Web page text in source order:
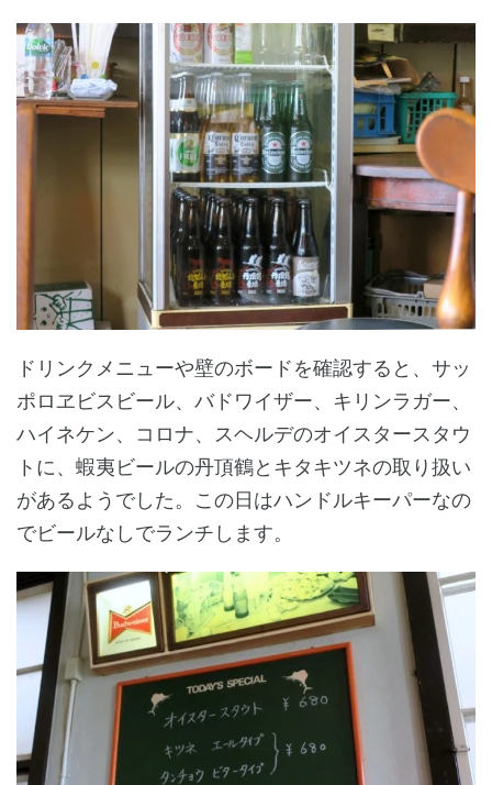
ドリンクメニューや壁のボードを確認すると、サッ
ポロヱビスビール、バドワイザー、キリンラガー、
ハイネケン、コロナ、スヘルデのオイスタースタウ
トに、蝦夷ビールの丹頂鶴とキタキツネの取り扱い
があるようでした。この日はハンドルキーパーなの
でビールなしでランチします。